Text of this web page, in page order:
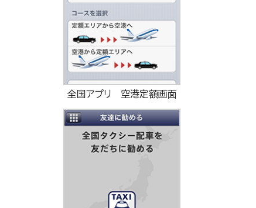
全国アプリ 空港定額画面